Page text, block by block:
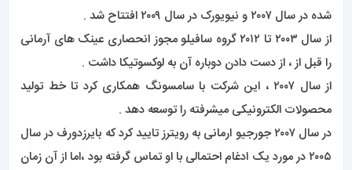
شده در سال ۲۰۰۷ و نیویورک در سال ۲۰۰۹ افتتاح شد .
از سال ۲۰۰۳ تا ۲۰۱۲ گروه سافیلو مجوز انحصاری عینک های آرمانی
را قبل از ، از دست دادن دوباره آن به لوکسوتیکا داشت .
از سال ۲۰۰۷ ، این شرکت با سامسونگ همکاری کرد تا خط تولید
محصولات الکترونیکی میشرفته را توسعه دهد .
در سال ۲۰۰۷ جورجیو ارمانی به رویترز تایید کرد که بایرزدورف در سال
۲۰۰۵ در مورد یک ادغام احتمالی با او تماس گرفته بود ،اما از آن زمان